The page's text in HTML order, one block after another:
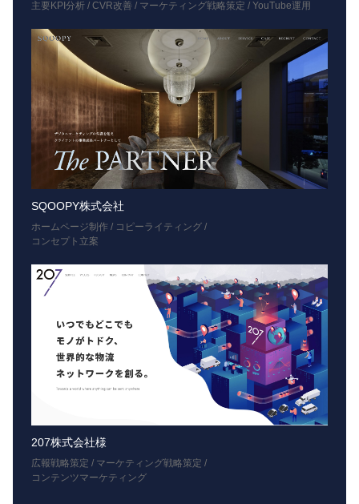
主要KPI分析 / CVR改善 / マーケティング戦略策定 / YouTube運用
SQOOPY株式会社
ホームページ制作 / コピーライティング /
コンセプト立案
207株式会社様
広報戦略策定 / マーケティング戦略策定 /
コンテンツマーケティング